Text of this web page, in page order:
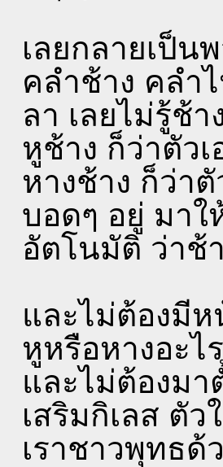
เลยกลายเป็น
คลำช้าง คลำ
ลา เลยไม่รู้ช้
หูช้าง ก็ว่าตัว
หางช้าง ก็ว่า
บอดๆ อยู่ มาใ
อัตโนมัติ ว่าช้
และไม่ต้องมี
หูหรือหางอะไ
และไม่ต้องมา
เสริมกิเลส ตั
เราชาวพุทธด้